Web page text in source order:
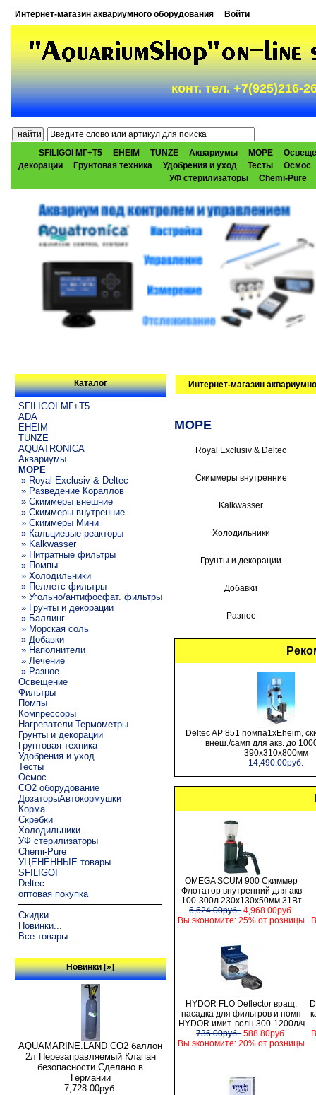
Интернет-магазин аквариумного оборудования Войти
конт. тел. +7(925)216-
SFILIGOI МГ+Т5 EHEIM TUNZE Аквариумы МОРЕ
декорации
Грунтовая техника Удобрения и уход Тесты
Осмос
УФ стерилизаторы
Chemi-Pure
Каталог
SFILIGOI МГ+Т5
ADA
EHEIM
TUNZE
AQUATRONICA
Аквариумы
МОРЕ
» Royal Exclusiv & Deltec
» Разведение Кораллов
» Скиммеры внешние
» Скиммеры внутренние
» Скиммеры Мини
» Кальциевые реакторы
» Kalkwasser
» Нитратные фильтры
» Помпы
» Холодильники
» Пеллетс фильтры
» Угольно/антифосфат. фильтры
» Грунты и декорации
» Баллинг
» Морская соль
» Добавки
» Наполнители
» Лечение
» Разное
Освещение
Фильтры
Помпы
Компрессоры
Нагреватели Термометры
Грунты и декорации
Грунтовая техника
Удобрения и уход
Тесты
Осмос
CO2 оборудование
ДозаторыАвтокормушки
Корма
Скребки
Холодильники
УФ стерилизаторы
Chemi-Pure
УЦЕНЁННЫЕ товары
SFILIGOI
Deltec
оптовая покупка
Скидки...
Новинки...
Все товары...
Новинки [»]
AQUAMARINE.LAND CO2 баллон
2л Перезаправляемый Клапан
безопасности Сделано в
Германии
7,728.00руб.
Интернет-магазин
МОРЕ
Royal Exclusiv & Deltec
Скиммеры внутренние
Kalkwasser
Холодильники
Грунты и декорации
Добавки
Разное
Deltec AP 851 помпа1xEheim,
внеш./самп для акв. до
390х310х800мм
14,490.00руб.
OMEGA SCUM 900 Скиммер
Флотатор внутренний для акв
100-300л 230х130х50мм 31Вт
6,624.00руб. 4,968.00руб.
Вы экономите: 25% от розницы
HYDOR FLO Deflector вращ.
насадка для фильтров и помп
HYDOR имит. волн 300-1200л/ч
736.00руб. 588.80руб.
Вы экономите: 20% от розницы